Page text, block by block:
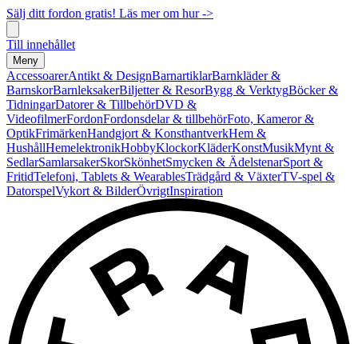
Sälj ditt fordon gratis! Läs mer om hur ->
Till innehållet
Meny
AccessoarerAntikt & DesignBarnartiklarBarnkläder &
BarnskorBarnleksakerBiljetter & ResorBygg & VerktygBöcker &
TidningarDatorer & TillbehörDVD &
VideofilmerFordonFordonsdelar & tillbehörFoto, Kameror &
OptikFrimärkenHandgjort & KonsthantverkHem &
HushållHemelektronikHobbyKlockorKläderKonstMusikMynt &
SedlarSamlarsakerSkorSkönhetSmycken & ÄdelstenarSport &
FritidTelefoni, Tablets & WearablesTrädgård & VäxterTV-spel &
DatorspelVykort & BilderÖvrigtInspiration